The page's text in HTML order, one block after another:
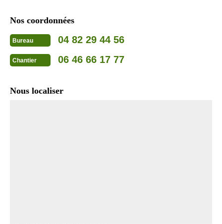
Nos coordonnées
Bureau 04 82 29 44 56
Chantier 06 46 66 17 77
Nous localiser